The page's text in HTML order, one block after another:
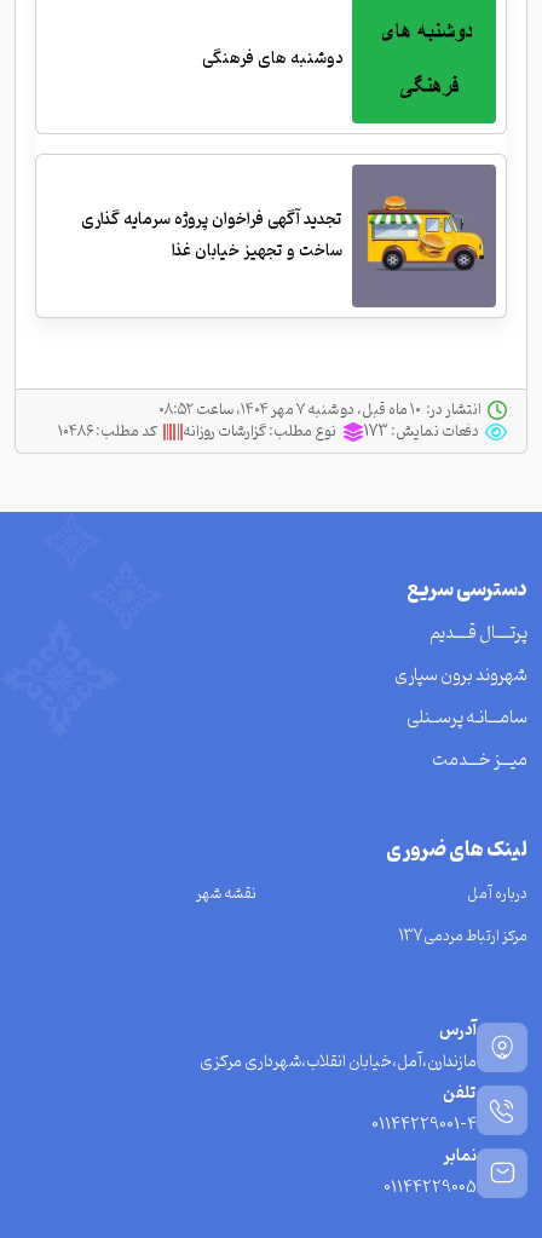
دوشنبه های فرهنگی
تجدید آگهی فراخوان پروژه سرمایه گذاری
ساخت و تجهیز خیابان غذا
انتشار در:
دفعات نمایش:173 نوع مطلب:گزارشات روزانه کد مطلب:۱۰۴۸۶
دسترسی سریع
پرتــــال قــــدیم
شهروند برون سپاری
سامـــانـه پرســنلی
میـــز خـــدمت
لینک های ضروری
درباره آمل
نقشه شهر
مرکز ارتباط مردمی137
آدرس
مازندارن،آمل،خیابان انقلاب،شهرداری مرکزی
تلفن
01144229001-4
نمابر
01144229005